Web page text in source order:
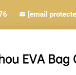
[email